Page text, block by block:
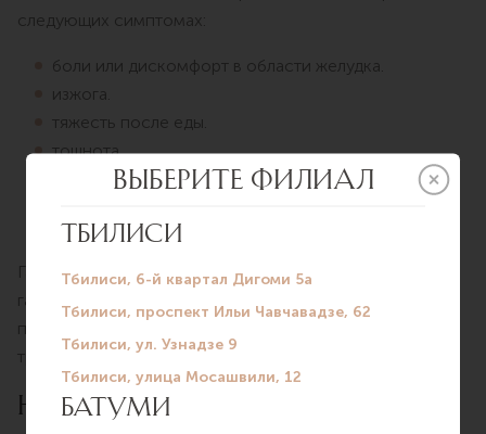
следующих симптомах:
боли или дискомфорт в области желудка.
изжога.
тяжесть после еды.
тошнота.
частая отрыжка.
снижение аппетита.
Гастроскопия позволяет своевременно выявить
гастрит, язвенную болезнь, рефлюксную болезнь,
полипы и другие заболевания желудочно-кишечного
тракта.
НЕ ЖДИТЕ, КОГДА ЗАБОЛИТ